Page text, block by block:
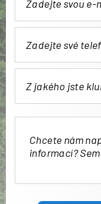
Přihlášení